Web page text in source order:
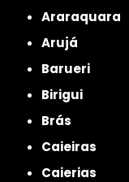
Araraquara
Arujá
Barueri
Birigui
Brás
Caieiras
Caierias